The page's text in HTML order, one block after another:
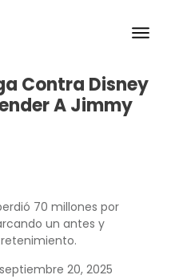
Contra Disney
A Jimmy
70 millones por
un antes y
septiembre 20, 2025